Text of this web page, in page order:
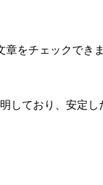
をチェックできま
しており、安定し